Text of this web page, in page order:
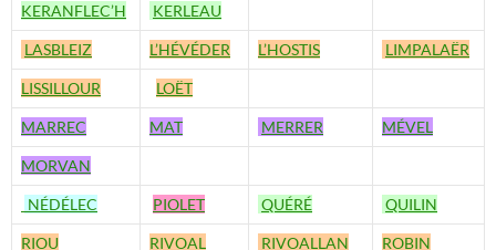
KERANFLEC’H KERLEAU
LASBLEIZ L’HÉVÉDER L’HOSTIS LIMPALAËR
LISSILLOUR LOËT
MARREC MAT MERRER MÉVEL
MORVAN
NÉDÉLEC PIOLET QUÉRÉ QUILIN
RIOU RIVOAL RIVOALLAN ROBIN